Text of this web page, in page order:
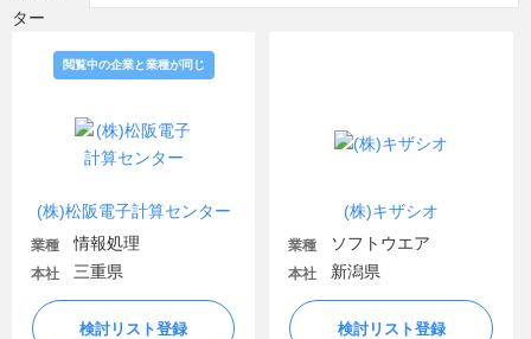
(株)松阪電子計算センター
閲覧中の企業と業種が同じ
業種 情報処理
本社 三重県
検討リスト登録
(株)キザシオ
業種 ソフトウエア
本社 新潟県
検討リスト登録